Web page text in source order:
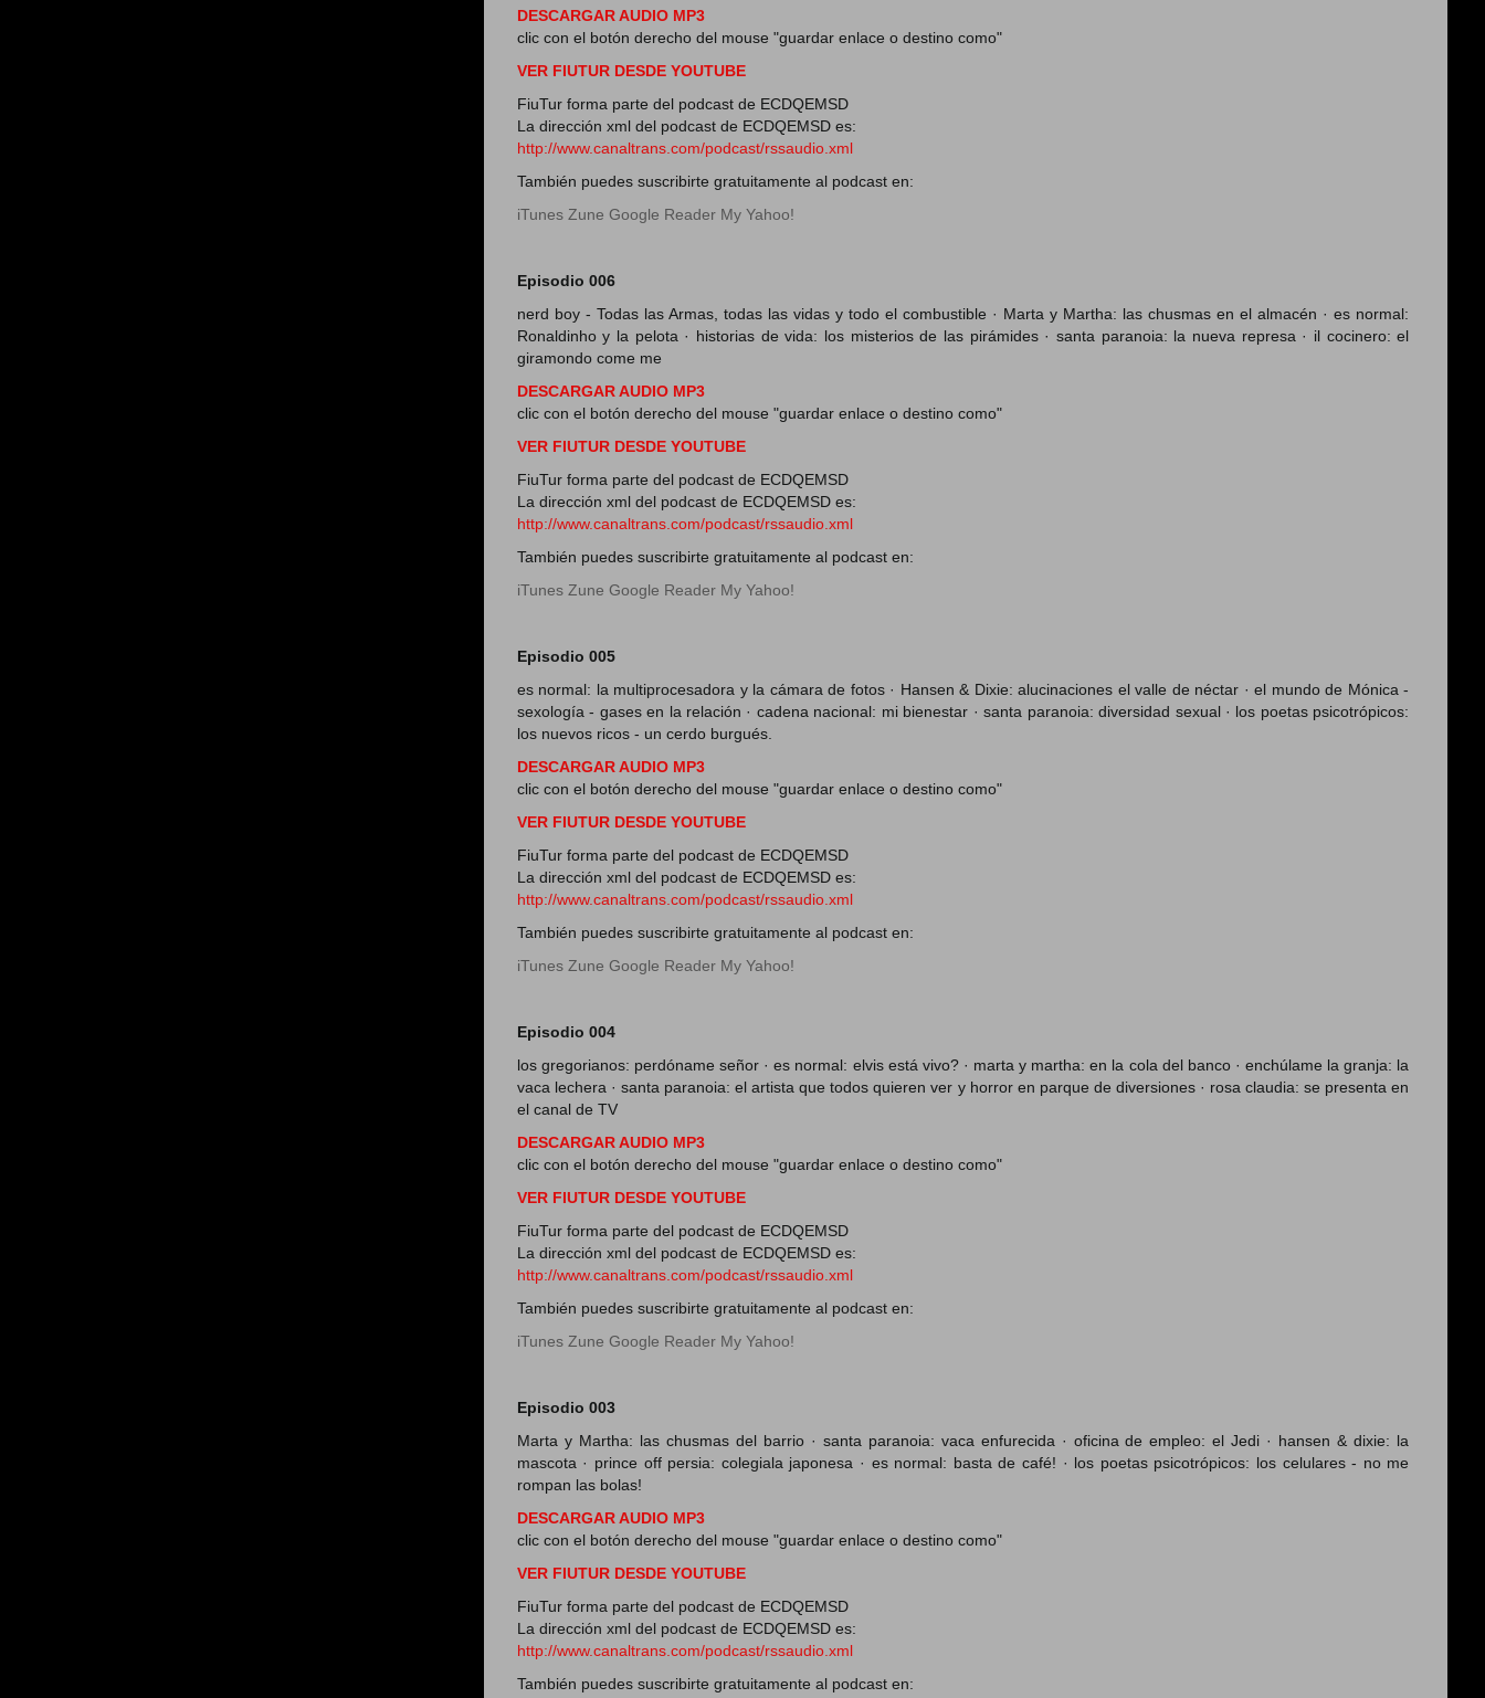
DESCARGAR AUDIO MP3
clic con el botón derecho del mouse "guardar enlace o destino como"
VER FIUTUR DESDE YOUTUBE
FiuTur forma parte del podcast de ECDQEMSD
La dirección xml del podcast de ECDQEMSD es:
http://www.canaltrans.com/podcast/rssaudio.xml
También puedes suscribirte gratuitamente al podcast en:
iTunes Zune Google Reader My Yahoo!
Episodio 006
nerd boy - Todas las Armas, todas las vidas y todo el combustible · Marta y Martha: las chusmas en el almacén · es normal:
Ronaldinho y la pelota · historias de vida: los misterios de las pirámides · santa paranoia: la nueva represa · il cocinero: el
giramondo come me
DESCARGAR AUDIO MP3
clic con el botón derecho del mouse "guardar enlace o destino como"
VER FIUTUR DESDE YOUTUBE
FiuTur forma parte del podcast de ECDQEMSD
La dirección xml del podcast de ECDQEMSD es:
http://www.canaltrans.com/podcast/rssaudio.xml
También puedes suscribirte gratuitamente al podcast en:
iTunes Zune Google Reader My Yahoo!
Episodio 005
es normal: la multiprocesadora y la cámara de fotos · Hansen & Dixie: alucinaciones el valle de néctar · el mundo de Mónica -
sexología - gases en la relación · cadena nacional: mi bienestar · santa paranoia: diversidad sexual · los poetas psicotrópicos:
los nuevos ricos - un cerdo burgués.
DESCARGAR AUDIO MP3
clic con el botón derecho del mouse "guardar enlace o destino como"
VER FIUTUR DESDE YOUTUBE
FiuTur forma parte del podcast de ECDQEMSD
La dirección xml del podcast de ECDQEMSD es:
http://www.canaltrans.com/podcast/rssaudio.xml
También puedes suscribirte gratuitamente al podcast en:
iTunes Zune Google Reader My Yahoo!
Episodio 004
los gregorianos: perdóname señor · es normal: elvis está vivo? · marta y martha: en la cola del banco · enchúlame la granja: la
vaca lechera · santa paranoia: el artista que todos quieren ver y horror en parque de diversiones · rosa claudia: se presenta en
el canal de TV
DESCARGAR AUDIO MP3
clic con el botón derecho del mouse "guardar enlace o destino como"
VER FIUTUR DESDE YOUTUBE
FiuTur forma parte del podcast de ECDQEMSD
La dirección xml del podcast de ECDQEMSD es:
http://www.canaltrans.com/podcast/rssaudio.xml
También puedes suscribirte gratuitamente al podcast en:
iTunes Zune Google Reader My Yahoo!
Episodio 003
Marta y Martha: las chusmas del barrio · santa paranoia: vaca enfurecida · oficina de empleo: el Jedi · hansen & dixie: la
mascota · prince off persia: colegiala japonesa · es normal: basta de café! · los poetas psicotrópicos: los celulares - no me
rompan las bolas!
DESCARGAR AUDIO MP3
clic con el botón derecho del mouse "guardar enlace o destino como"
VER FIUTUR DESDE YOUTUBE
FiuTur forma parte del podcast de ECDQEMSD
La dirección xml del podcast de ECDQEMSD es:
http://www.canaltrans.com/podcast/rssaudio.xml
También puedes suscribirte gratuitamente al podcast en: